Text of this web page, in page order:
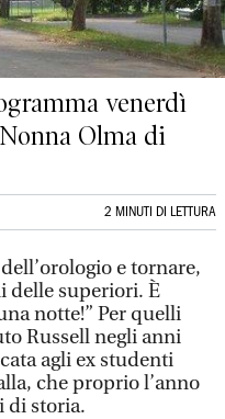
venerdì
Olma di
2 MINUTI DI LETTURA
e tornare,
delle superiori. È
notte!” Per quelli
Russell negli anni
agli ex studenti
che proprio l’anno
di storia.